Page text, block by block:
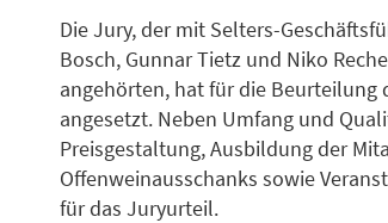
Die Jury, der mit Selters-
Bosch, Gunnar Tietz und Niko
angehörten, hat für die
angesetzt. Neben Umfang und
Preisgestaltung, Ausbildung der
Offenweinausschanks sowie
für das Juryurteil.